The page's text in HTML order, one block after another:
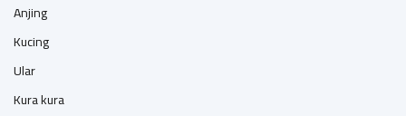
Anjing
Kucing
Ular
Kura kura